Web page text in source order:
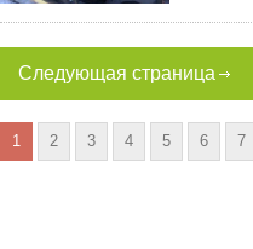
Следующая страница
1 2 3 4 5 6 7